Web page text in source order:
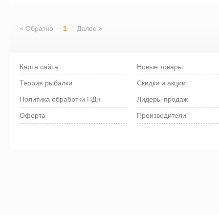
« Обратно 1 Далее »
Карта сайта
Теория рыбалки
Политика обработки ПДн
Оферта
Новые товары
Скидки и акции
Лидеры продаж
Производители